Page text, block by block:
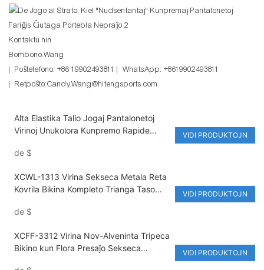
Kontaktu nin
Bombono.Wang
| Poŝtelefono: +86 19902493811 | WhatsApp: +8619902493811
| Retpoŝto:Candy.Wang@hitengsports.com
Alta Elastika Talio Jogaj Pantalonetoj
Virinoj Unukolora Kunpremo Rapide
Levanta Sen Ŝvelaj Linioj Gimnastikeja
de $
VIDI PRODUKTOJN
XCWL-1313 Virina Sekseca Metala Reta
Kovrila Bikina Kompleto Trianga Taso
Feriejoj
de $
VIDI PRODUKTOJN
XCFF-3312 Virina Nov-Alveninta Tripeca
Bikino kun Flora Presaĵo Sekseca
VIDI PRODUKTOJN